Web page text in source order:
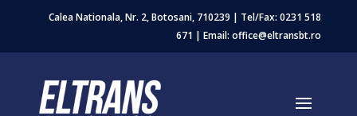
Calea Nationala, Nr. 2, Botosani, 710239 | Tel/Fax:0231 518
671 | Email: office@eltransbt.ro